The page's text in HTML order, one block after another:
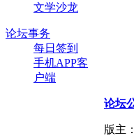
文学沙龙
论坛事务
每日签到
手机APP客
户端
论坛
版主：